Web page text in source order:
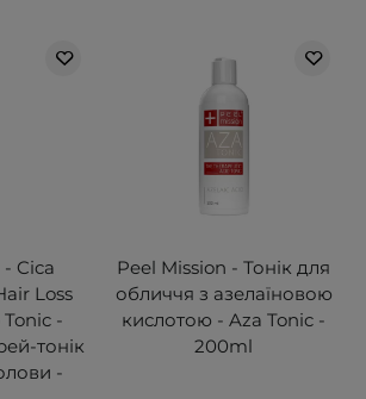
Cica
Loss
-
тонік
-
Peel Mission - Тонік для
обличчя з азелаїновою
кислотою - Aza Tonic -
200ml